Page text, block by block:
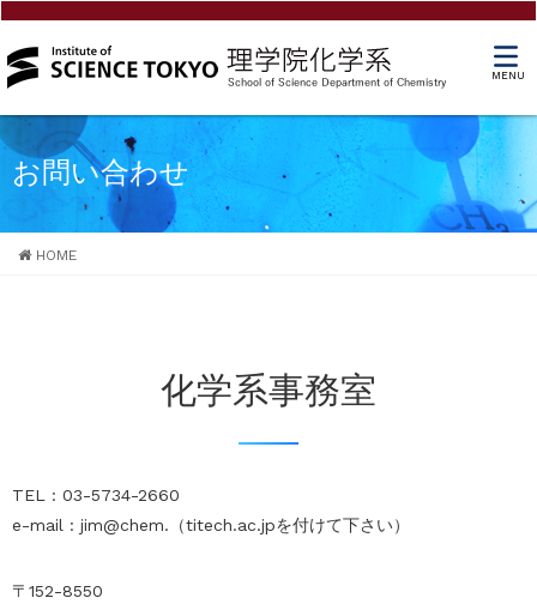
MENU
お問い合わせ
HOME
化学系事務室
TEL : 03-5734-2660
e-mail : jim@chem.（titech.ac.jpを付けて下さい）
〒152-8550